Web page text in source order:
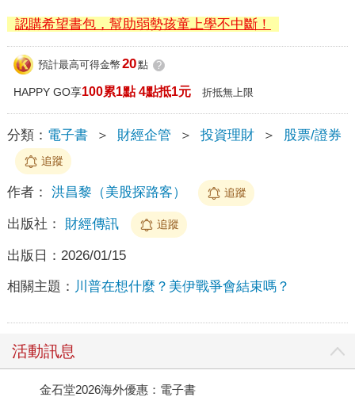
認購希望書包，幫助弱勢孩童上學不中斷！
預計最高可得金幣 20點 ?
HAPPY GO享100累1點 4點抵1元 折抵無上限
分類： 電子書 ＞ 財經企管 ＞ 投資理財 ＞ 股票/證券
追蹤
作者： 洪昌黎（美股探路客） 追蹤
出版社： 財經傳訊 追蹤
出版日： 2026/01/15
相關主題： 川普在想什麼？美伊戰爭會結束嗎？
活動訊息
金石堂2026海外優惠：電子書